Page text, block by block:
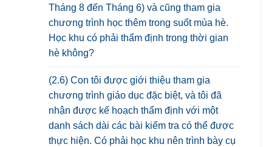
Tháng 8 đến Tháng 6) và cũng tham gia
chương trình học thêm trong suốt mùa hè.
Học khu có phải thẩm định trong thời gian
hè không?
(2.6) Con tôi được giới thiệu tham gia
chương trình giáo dục đặc biệt, và tôi đã
nhận được kế hoạch thẩm định với một
danh sách dài các bài kiểm tra có thể được
thực hiện. Có phải học khu nên trình bày cụ